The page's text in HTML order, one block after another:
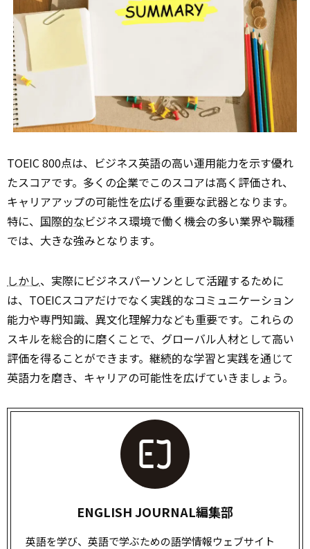
TOEIC 800点は、ビジネス英語の高い運用能力を示す優れ
たスコアです。多くの企業でこのスコアは高く評価され、
キャリアアップの可能性を広げる重要な武器となります。
特に、 国際的なビジネス環境で働く機会の多い業界や職種
では、大きな強みとなります。
しかし、実際にビジネスパーソンとして活躍するために
は、TOEICスコアだけでなく実践的なコミュニケーション
能力や専門知識、異文化理解力なども重要です。これらの
スキルを総合的に磨くことで、グローバル人材として高い
評価を得ることができます。継続的な学習と実践を通じて
英語力を磨き、キャリアの可能性を広げていきましょう。
ENGLISH JOURNAL編集部
英語を学び、英語で学ぶための語学情報ウェブサイト